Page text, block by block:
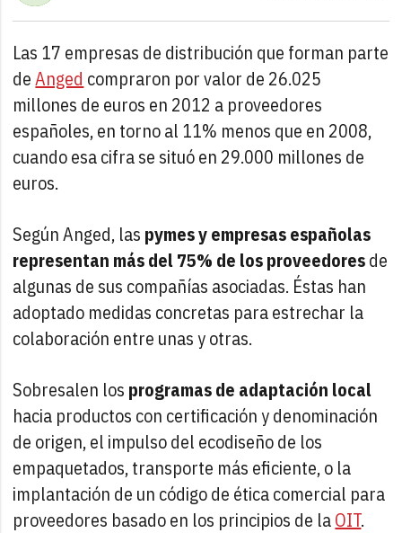
Las 17 empresas de distribución que forman parte
deAnged compraron por valor de 26.025
millones de euros en 2012 a proveedores
españoles, en torno al 11% menos que en 2008,
cuando esa cifra se situó en 29.000 millones de
euros.
Según Anged, las pymes y empresas españolas
representan más del 75% de los proveedoresde
algunas de sus compañías asociadas. Éstas han
adoptado medidas concretas para estrechar la
colaboración entre unas y otras.
Sobresalen los programas de adaptación local
hacia productos con certificación y denominación
de origen, el impulso del ecodiseño de los
empaquetados, transporte más eficiente, o la
implantación de un código de ética comercial para
proveedores basado en los principios de laOIT.